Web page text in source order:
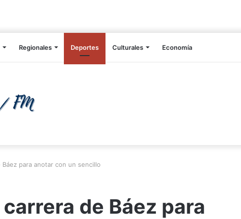
Regionales Deportes Culturales Economía
para anotar con un sencillo
de Báez para